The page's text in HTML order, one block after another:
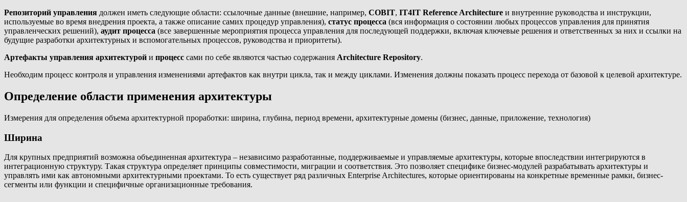
Репозиторий управления должен иметь следующие области: ссылочные данные (внешние, например, COBIT, IT4IT Reference Architecture и внутренние руководства и инструкции,
используемые во время внедрения проекта, а также описание самих процедур управления), статус процесса (вся информация о состоянии любых процессов управления для принятия
управленческих решений), аудит процесса (все завершенные мероприятия процесса управления для последующей поддержки, включая ключевые решения и ответственных за них и ссылки на
будущие разработки архитектурных и вспомогательных процессов, руководства и приоритеты).
Артефакты управления архитектурой и процесс сами по себе являются частью содержания Architecture Repository.
Необходим процесс контроля и управления изменениями артефактов как внутри цикла, так и между циклами. Изменения должны показать процесс перехода от базовой к целевой архитектуре.
Определение области применения архитектуры
Измерения для определения объема архитектурной проработки: ширина, глубина, период времени, архитектурные домены (бизнес, данные, приложение, технология)
Ширина
Для крупных предприятий возможна объединенная архитектура – независимо разработанные, поддерживаемые и управляемые архитектуры, которые впоследствии интегрируются в
интеграционную структуру. Такая структура определяет принципы совместимости, миграции и соответствия. Это позволяет специфике бизнес-модулей разрабатывать архитектуры и
управлять ими как автономными архитектурными проектами. То есть существует ряд различных Enterprise Architectures, которые ориентированы на конкретные временные рамки, бизнес-
сегменты или функции и специфичные организационные требования.